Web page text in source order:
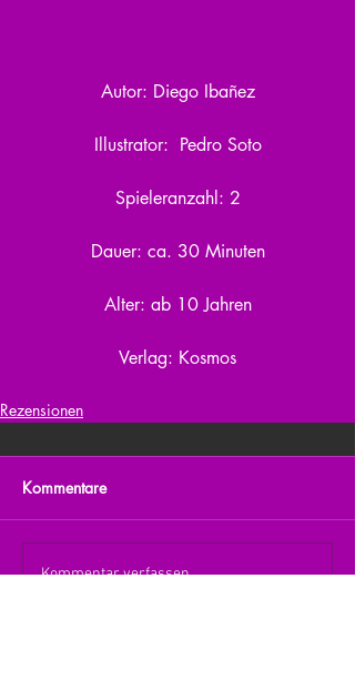
Autor: Diego Ibañez
Illustrator:  Pedro Soto
Spieleranzahl: 2
Dauer: ca. 30 Minuten
Alter: ab 10 Jahren
Verlag: Kosmos
Rezensionen
Kommentare
Kommentar verfassen...